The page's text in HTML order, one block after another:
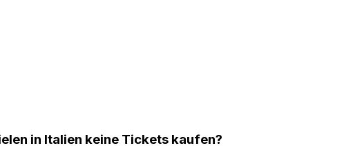
in Italien keine Tickets kaufen?